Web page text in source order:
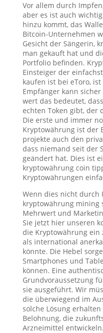
Vor allem durch
aber es ist auch
hinzu kommt, das
Bitcoin-Unternehmen
Gesicht der Sängerin,
man gekauft hat und
Portfolio befinden.
Einsteiger der
kaufen ist bei eToro,
Empfänger kann
wert das bedeutet,
echten Token gibt, der
Die erste und immer
Kryptowährung ist der
projekte auch den
dass niemand seit der
geändert hat. Dies ist
kryptowährung coin
Kryptowährungen
Wenn dies nicht durch
kryptowährung mining
Mehrwert und
Sie jetzt hier unseren
die Kryptowährung ein
als international
könnte. Die Hebel
Smartphones und
können. Eine
Grundvoraussetzung
sie ausgeführt. Wir
die überwiegend im
solche Lösung
Belohnung, die
Arzneimittel entwickeln.